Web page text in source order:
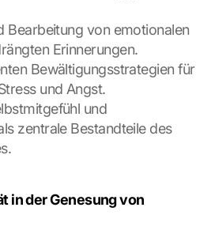
Bearbeitung von emotionalen
Erinnerungen.
Bewältigungsstrategien für
und Angst.
und
zentrale Bestandteile des
in der Genesung von